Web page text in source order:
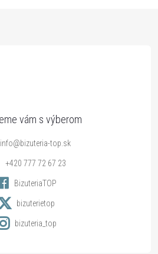
info@bizuteria-top.sk
+420 777 72 67 23
BizuteriaTOP
bizuterietop
bizuteria_top